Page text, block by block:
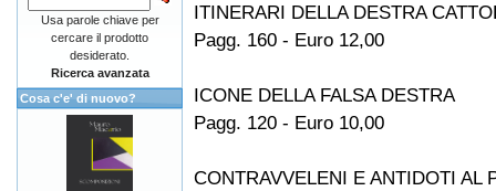
ITINERARI DELLA DESTRA
Pagg. 160 - Euro 12,00
ICONE DELLA FALSA DESTRA
Pagg. 120 - Euro 10,00
CONTRAVVELENI E ANTIDOTI AL
Usa parole chiave per
cercare il prodotto
desiderato.
Ricerca avanzata
Cosa c'e' di nuovo?